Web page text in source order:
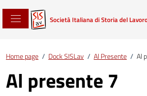
Società Italiana di Storia del
Home page / Dock SISLav / Al Presente / Al
Al presente 7